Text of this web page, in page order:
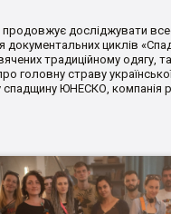
досліджувати
документальних циклів
традиційному одягу,
головну страву
спадщину ЮНЕСКО, компанія